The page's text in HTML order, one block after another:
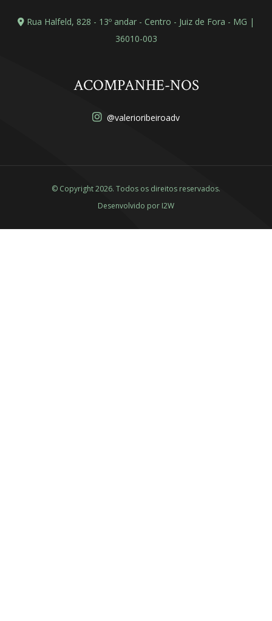
Rua Halfeld, 828 - 13º andar - Centro - Juiz de Fora - MG |
36010-003
ACOMPANHE-NOS
@valerioribeiroadv
© Copyright 2026. Todos os direitos reservados.
Desenvolvido por I2W